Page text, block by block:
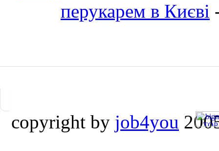
перукарем в Києві
copyright by job4you